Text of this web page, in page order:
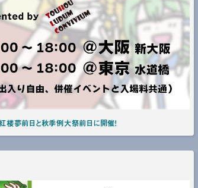
楼夢前日と秋季例大祭前日に開催！